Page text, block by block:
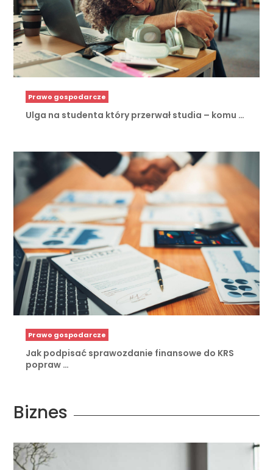
Prawo gospodarcze
Ulga na studenta który przerwał studia – komu …
Prawo gospodarcze
Jak podpisać sprawozdanie finansowe do KRS
popraw …
Biznes